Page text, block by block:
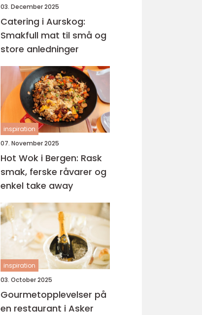
03. December 2025
Catering i Aurskog:
Smakfull mat til små og
store anledninger
inspiration
07. November 2025
Hot Wok i Bergen: Rask
smak, ferske råvarer og
enkel take away
inspiration
03. October 2025
Gourmetopplevelser på
en restaurant i Asker